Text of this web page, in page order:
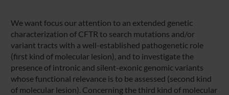
We want focus our attention to an extended genetic
characterization of CFTR to search mutations and/or
variant tracts with a well-established pathogenetic role
(first kind of molecular lesion), and to investigate the
presence of intronic and silent-exonic genomic variants
whose functional relevance is to be assessed (second kind
of molecular lesion). Concerning the third kind of molecular